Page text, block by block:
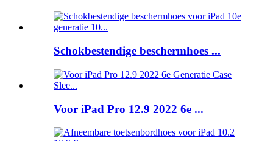
Schokbestendige beschermhoes ...
Voor iPad Pro 12.9 2022 6e ...